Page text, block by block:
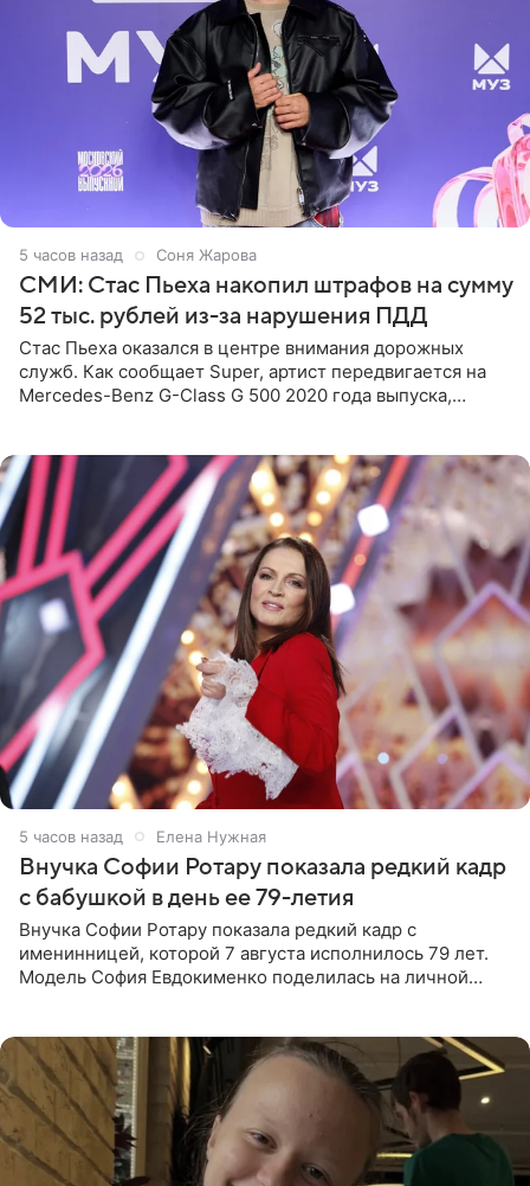
5 часов назад Соня Жарова
СМИ: Стас Пьеха накопил штрафов на сумму
52 тыс. рублей из-за нарушения ПДД
Стас Пьеха оказался в центре внимания дорожных
служб. Как сообщает Super, артист передвигается на
Mercedes-Benz G-Class G 500 2020 года выпуска,
5 часов назад Елена Нужная
Внучка Софии Ротару показала редкий кадр
с бабушкой в день ее 79-летия
Внучка Софии Ротару показала редкий кадр с
именинницей, которой 7 августа исполнилось 79 лет.
Модель София Евдокименко поделилась на личной